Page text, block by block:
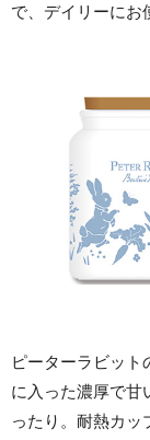
で、デイリーにお
ピーターラビット
に入った濃厚で甘
ったり。耐熱カッ